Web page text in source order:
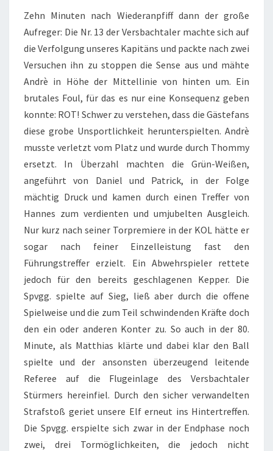
Zehn Minuten nach Wiederanpfiff dann der große
Aufreger: Die Nr. 13 der Versbachtaler machte sich auf
die Verfolgung unseres Kapitäns und packte nach zwei
Versuchen ihn zu stoppen die Sense aus und mähte
Andrè in Höhe der Mittellinie von hinten um. Ein
brutales Foul, für das es nur eine Konsequenz geben
konnte: ROT! Schwer zu verstehen, dass die Gästefans
diese grobe Unsportlichkeit herunterspielten. Andrè
musste verletzt vom Platz und wurde durch Thommy
ersetzt. In Überzahl machten die Grün-Weißen,
angeführt von Daniel und Patrick, in der Folge
mächtig Druck und kamen durch einen Treffer von
Hannes zum verdienten und umjubelten Ausgleich.
Nur kurz nach seiner Torpremiere in der KOL hätte er
sogar nach feiner Einzelleistung fast den
Führungstreffer erzielt. Ein Abwehrspieler rettete
jedoch für den bereits geschlagenen Kepper. Die
Spvgg. spielte auf Sieg, ließ aber durch die offene
Spielweise und die zum Teil schwindenden Kräfte doch
den ein oder anderen Konter zu. So auch in der 80.
Minute, als Matthias klärte und dabei klar den Ball
spielte und der ansonsten überzeugend leitende
Referee auf die Flugeinlage des Versbachtaler
Stürmers hereinfiel. Durch den sicher verwandelten
Strafstoß geriet unsere Elf erneut ins Hintertreffen.
Die Spvgg. erspielte sich zwar in der Endphase noch
zwei, drei Tormöglichkeiten, die jedoch nicht